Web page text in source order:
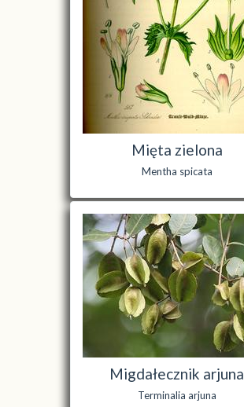
Mięta zielona
Mentha spicata
Migdałecznik arjuna
Terminalia arjuna